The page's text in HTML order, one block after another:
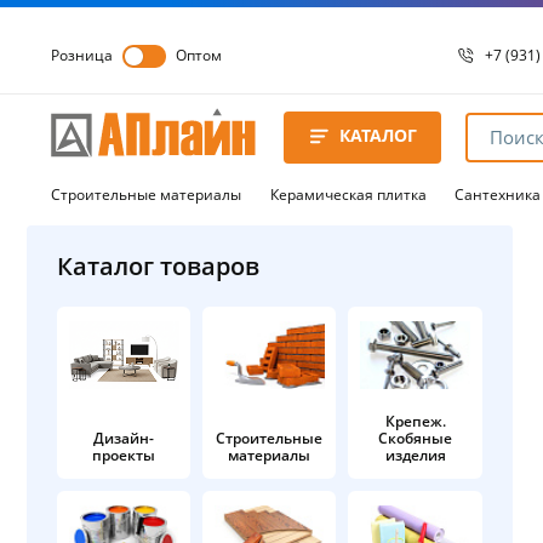
Розница Оптом +7
8 8172
8 8172
КАТАЛОГ
Строительные материалы Керамическая плитка Сантехника
Каталог товаров
Дизайн-
проекты
Строительные
материалы
Крепеж.
Скобяные
изделия